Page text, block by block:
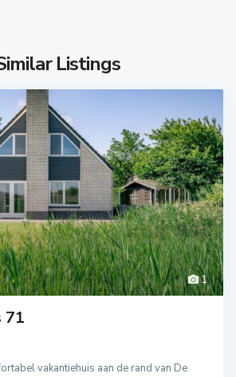
Listings
1
71
vakantiehuis aan de rand van De